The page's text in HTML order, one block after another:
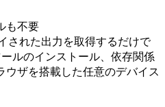
も不要
された出力を取得するだけで
ルのインストール、依存関係
ウザを搭載した任意のデバイス